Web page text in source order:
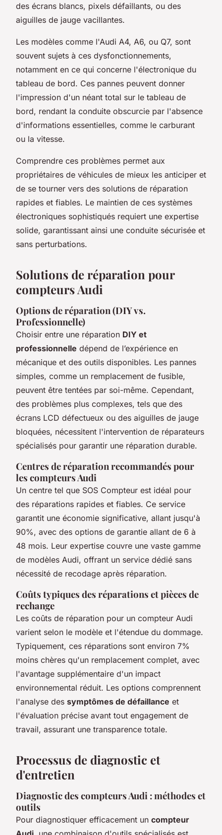
des écrans blancs, pixels défaillants, ou des
aiguilles de jauge vacillantes.
Les modèles comme l'Audi A4, A6, ou Q7, sont
souvent sujets à ces dysfonctionnements,
notamment en ce qui concerne l'électronique du
tableau de bord. Ces pannes peuvent donner
l'impression d'un néant total sur le tableau de
bord, rendant la conduite obscurcie par l'absence
d'informations essentielles, comme le carburant
ou la vitesse.
Comprendre ces problèmes permet aux
propriétaires de véhicules de mieux les anticiper et
de se tourner vers des solutions de réparation
rapides et fiables. Le maintien de ces systèmes
électroniques sophistiqués requiert une expertise
solide, garantissant ainsi une conduite sécurisée et
sans perturbations.
Solutions de réparation pour
compteurs Audi
Options de réparation (DIY vs.
Professionnelle)
Choisir entre une réparation DIY et
professionnelle dépend de l’expérience en
mécanique et des outils disponibles. Les pannes
simples, comme un remplacement de fusible,
peuvent être tentées par soi-même. Cependant,
des problèmes plus complexes, tels que des
écrans LCD défectueux ou des aiguilles de jauge
bloquées, nécessitent l'intervention de réparateurs
spécialisés pour garantir une réparation durable.
Centres de réparation recommandés pour
les compteurs Audi
Un centre tel que SOS Compteur est idéal pour
des réparations rapides et fiables. Ce service
garantit une économie significative, allant jusqu'à
90%, avec des options de garantie allant de 6 à
48 mois. Leur expertise couvre une vaste gamme
de modèles Audi, offrant un service dédié sans
nécessité de recodage après réparation.
Coûts typiques des réparations et pièces de
rechange
Les coûts de réparation pour un compteur Audi
varient selon le modèle et l'étendue du dommage.
Typiquement, ces réparations sont environ 7%
moins chères qu'un remplacement complet, avec
l'avantage supplémentaire d'un impact
environnemental réduit. Les options comprennent
l'analyse des symptômes de défaillance et
l'évaluation précise avant tout engagement de
travail, assurant une transparence totale.
Processus de diagnostic et
d'entretien
Diagnostic des compteurs Audi : méthodes et
outils
Pour diagnostiquer efficacement un compteur